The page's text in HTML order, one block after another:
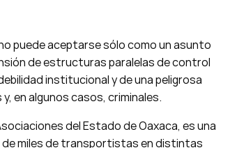
puede aceptarse sólo como un asunto
de estructuras paralelas de control
institucional y de una peligrosa
en algunos casos, criminales.
del Estado de Oaxaca, es una
de miles de transportistas en distintas